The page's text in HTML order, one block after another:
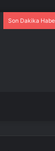
Son Dakika